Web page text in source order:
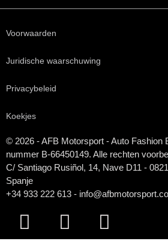
Voorwaarden
Juridische waarschuwing
Privacybeleid
Koekjes
© 2026 - AFB Motorsport - Auto Fashion
nummer B-66450149. Alle rechten
C/ Santiago Rusiñol, 14, Nave D11 -
Spanje
+34 933 222 613 -